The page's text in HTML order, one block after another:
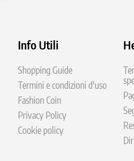
Info Utili
Shopping Guide
Termini e condizioni d'uso
Fashion Coin
Privacy Policy
Cookie policy